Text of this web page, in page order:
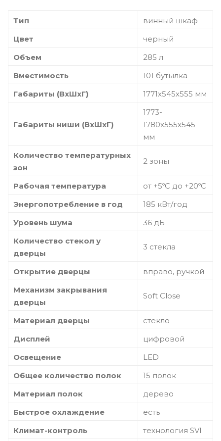
Тип
винный шкаф
Цвет
черный
Объем
285 л
Вместимость
101 бутылка
Габариты (ВхШхГ)
1771х545х555 мм
Габариты ниши (ВхШхГ)
1773-
1780х555х545
мм
Количество температурных
зон
2 зоны
Рабочая температура
от +5ºC до +20ºC
Энергопотребление в год
185 кВт/год
Уровень шума
36 дБ
Количество стекол у
дверцы
3 стекла
Открытие дверцы
вправо, ручкой
Механизм закрывания
дверцы
Soft Close
Материал дверцы
стекло
Дисплей
цифровой
Освещение
LED
Общее количество полок
15 полок
Материал полок
дерево
Быстрое охлаждение
есть
Климат-контроль
технология SVI